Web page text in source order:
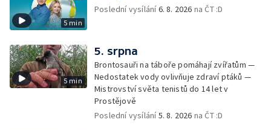
5 min
Poslední vysílání6. 8. 2026 na ČT :D
5 min
5. srpna
Brontosauři na táboře pomáhají zvířatům —
Nedostatek vody ovlivňuje zdraví ptáků —
Mistrovství světa tenistů do 14 let v
Prostějově
Poslední vysílání5. 8. 2026 na ČT :D